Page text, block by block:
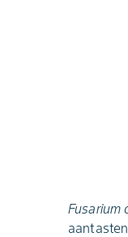
Fusarium